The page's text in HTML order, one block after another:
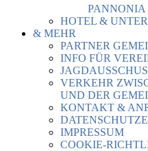
PANNONIA
HOTEL &
& MEHR
PARTNER
INFO FÜR
VERKEHR
UND DER
KONTAKT &
IMPRESSUM
COOKIE-